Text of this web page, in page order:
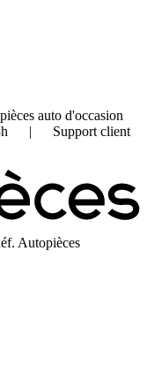
auto d'occasion
| Support client
Autopièces